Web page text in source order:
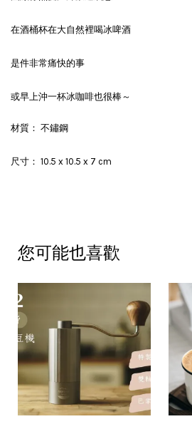
在酒桶杯在大自然裡喝冰啤酒
是件非常痛快的事
或早上沖一杯冰咖啡也很棒～
材質： 不鏽鋼
尺寸： 10.5 x 10.5 x 7 cm
您可能也喜歡